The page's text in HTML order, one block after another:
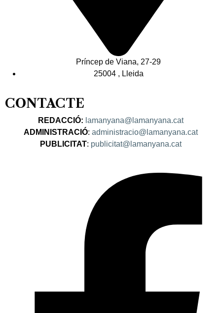
Príncep de Viana, 27-29
25004 , Lleida
CONTACTE
REDACCIÓ: lamanyana@lamanyana.cat
ADMINISTRACIÓ: administracio@lamanyana.cat
PUBLICITAT: publicitat@lamanyana.cat